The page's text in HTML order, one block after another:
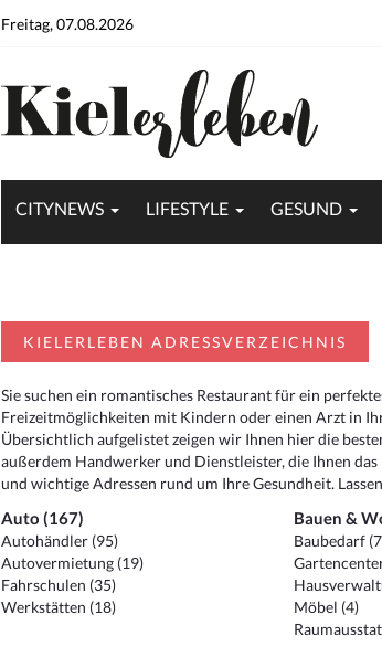
Freitag, 07.08.2026
CITYNEWS LIFESTYLE GESUND
KIELERLEBEN ADRESSVERZEICHNIS
Sie suchen ein romantisches Restaurant für ein
Freizeitmöglichkeiten mit Kindern oder einen Arzt in
Übersichtlich aufgelistet zeigen wir Ihnen hier die
außerdem Handwerker und Dienstleister, die Ihnen
und wichtige Adressen rund um Ihre Gesundheit.
Auto (167)
Autohändler (95)
Autovermietung (19)
Fahrschulen (35)
Werkstätten (18)
Bauen &
Baubedarf
Möbel (4)